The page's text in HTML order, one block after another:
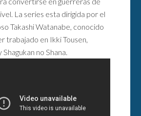
La series esta dirigida por el
Takashi Watanabe, conocido
trabajado en Ikki Tousen,
Shagukan no Shana.